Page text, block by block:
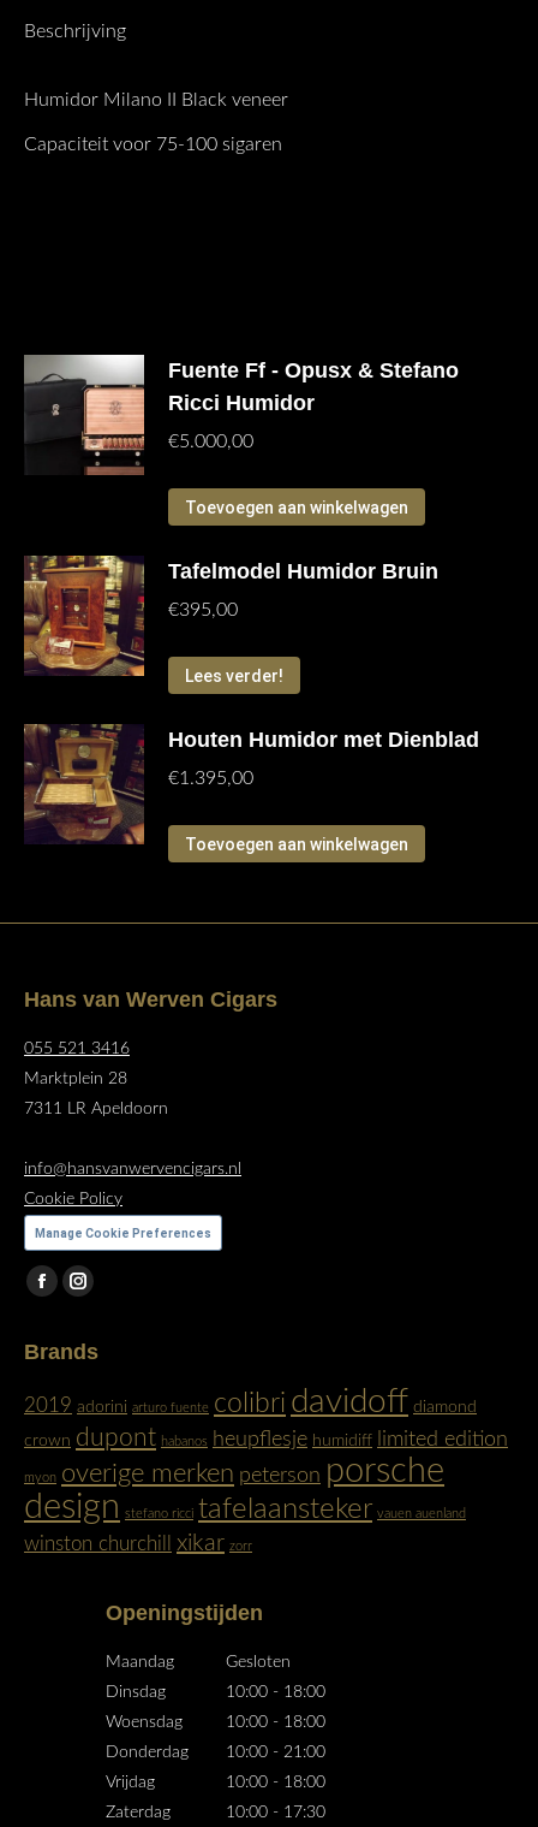
Beschrijving
Humidor Milano II Black veneer
Capaciteit voor 75-100 sigaren
Fuente Ff - Opusx & Stefano
Ricci Humidor
€5.000,00
Toevoegen aan winkelwagen
Tafelmodel Humidor Bruin
€395,00
Lees verder!
Houten Humidor met Dienblad
€1.395,00
Toevoegen aan winkelwagen
Hans van Werven Cigars
055 521 3416
Marktplein 28
7311 LR Apeldoorn
info@hansvanwervencigars.nl
Cookie Policy
Manage Cookie Preferences
Vind ons op:
Facebook
opens
new
window
Instagram
opens
new
window
Brands
2019 adorini arturo fuente colibri davidoff diamond
crown dupont habanos heupflesje humidiff limited edition
myon overige merken peterson porsche
design stefano ricci tafelaansteker vauen auenland
winston churchill xikar zorr
Openingstijden
Maandag
Gesloten
Dinsdag
10:00 - 18:00
Woensdag
10:00 - 18:00
Donderdag
10:00 - 21:00
Vrijdag
10:00 - 18:00
Zaterdag
10:00 - 17:30